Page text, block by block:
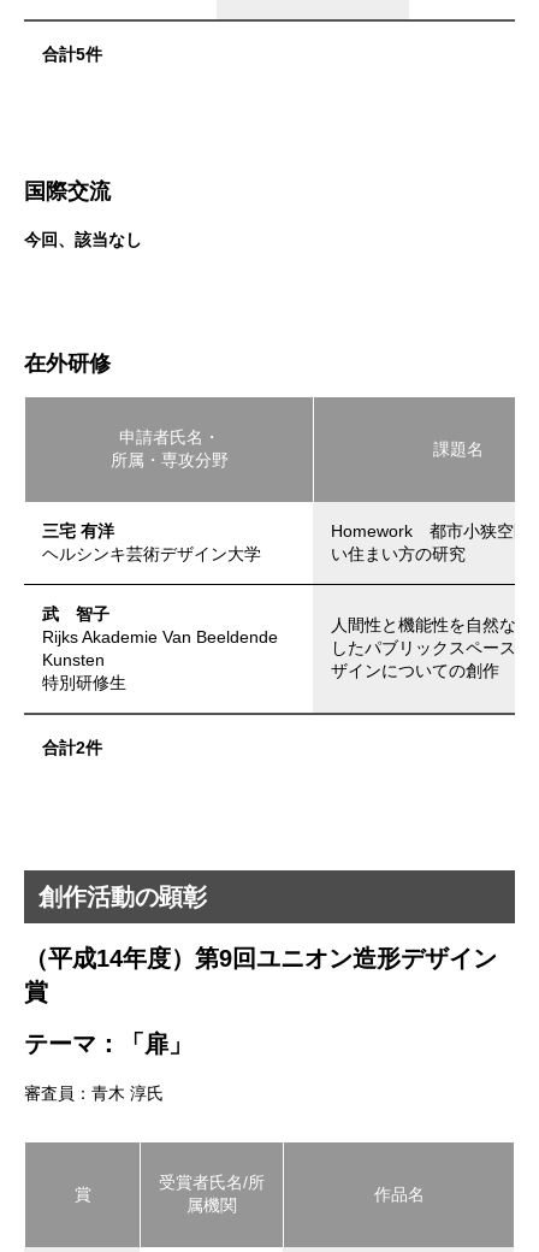
合計5件
国際交流
今回、該当なし
在外研修
申請者氏名・
所属・専攻分野
課題名
三宅 有洋
ヘルシンキ芸術デザイン大学
Homework 都市小狭空間
い住まい方の研究
武 智子
Rijks Akademie Van Beeldende
Kunsten
特別研修生
人間性と機能性を自然な形
したパブリックスペースの
ザインについての創作
合計2件
創作活動の顕彰
（平成14年度）第9回ユニオン造形デザイン
賞
テーマ：「扉」
審査員：青木 淳氏
賞
受賞者氏名/所
属機関
作品名